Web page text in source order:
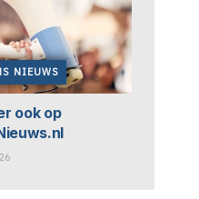
NIEUWS
ook op